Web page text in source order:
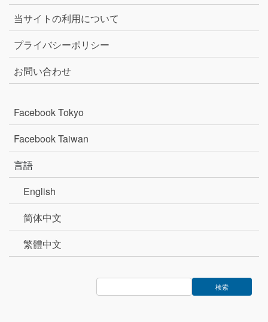
当サイトの利用について
プライバシーポリシー
お問い合わせ
Facebook Tokyo
Facebook Taiwan
言語
English
简体中文
繁體中文